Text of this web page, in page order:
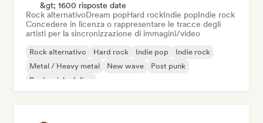
&gt; 1600 risposte date
Rock alternativoDream popHard rockIndie popIndie rock
Concedere in licenza o rappresentare le tracce degli
artisti per la sincronizzazione di immagini/video
Rock alternativo Hard rock Indie pop
Indie rock
Metal / Heavy metal
New wave
Post punk
Rock psichedelico